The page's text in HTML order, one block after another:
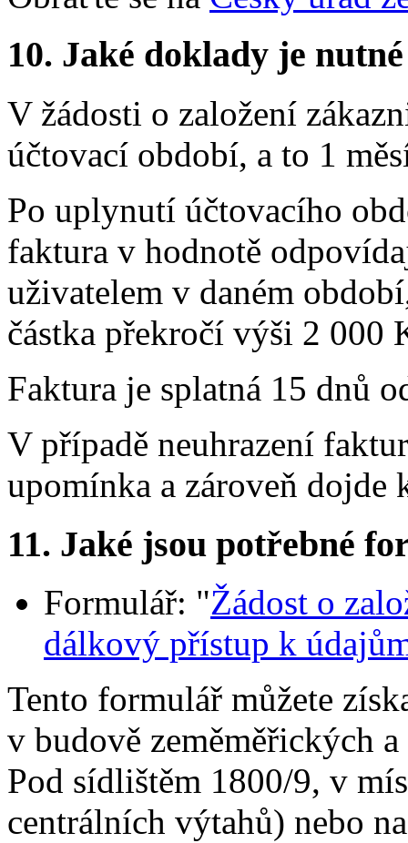
10. Jaké doklady je
V žádosti o založení
účtovací období, a to 1
Po uplynutí účtovacího
faktura v hodnotě
uživatelem v daném
částka překročí výši 2 000
Faktura je splatná 15 dnů
V případě neuhrazení
upomínka a zároveň dojde
11. Jaké jsou potřebné
Formulář: "Žádost o
dálkový přístup k
Tento formulář můžete
v budově zeměměřických
Pod sídlištěm 1800/9, v
centrálních výtahů) nebo